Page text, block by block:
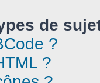
de
?
?